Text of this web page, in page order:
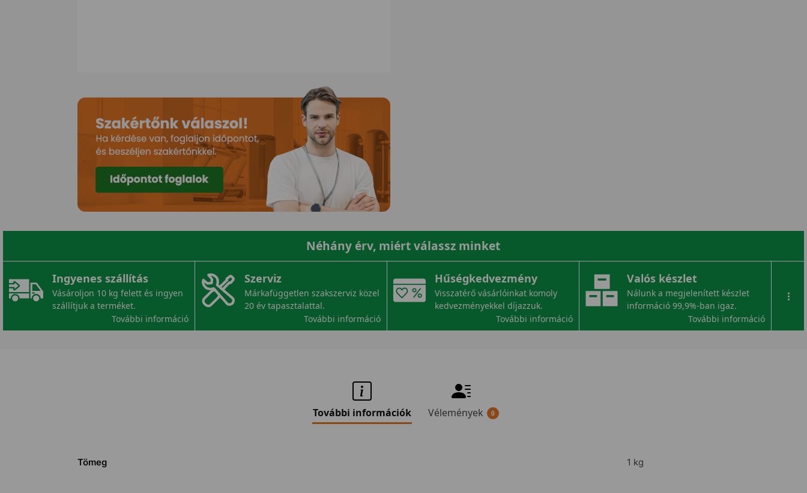
Néhány érv, miért válassz minket
Ingyenes szállítás
Vásároljon 10 kg felett és ingyen
szállítjuk a terméket.
További információ
Szerviz
Márkafüggetlen szakszerviz közel
20 év tapasztalattal.
További információ
Hűségkedvezmény
Visszatérő vásárlóinkat komoly
kedvezményekkel díjazzuk.
További információ
Valós készlet
Nálunk a megjelenített készlet
információ 99,9%-ban igaz.
További információ
...
További információk Vélemények 0
Tömeg 1 kg